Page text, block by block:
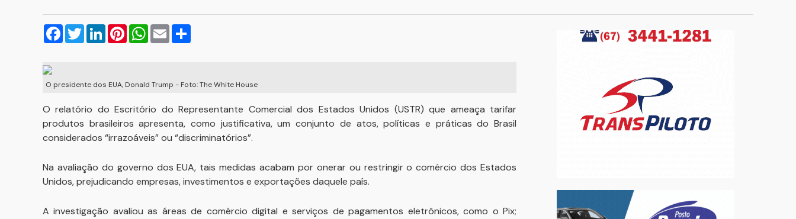
Facebook
TwitterLinkedInPinterestWhatsApp
Email
O presidente dos EUA, Donald Trump - Foto: The White House
O relatório do Escritório do Representante Comercial dos Estados Unidos (USTR) que ameaça tarifar
produtos brasileiros apresenta, como justificativa, um conjunto de atos, políticas e práticas do Brasil
considerados “irrazoáveis” ou “discriminatórios”.
Na avaliação do governo dos EUA, tais medidas acabam por onerar ou restringir o comércio dos Estados
Unidos, prejudicando empresas, investimentos e exportações daquele país.
A investigação avaliou as áreas de comércio digital e serviços de pagamentos eletrônicos, como o Pix;